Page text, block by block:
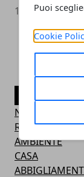
Puoi
Cookie
17/07/2024
NEWS
RINNOVABILI
AMBIENTE
CASA